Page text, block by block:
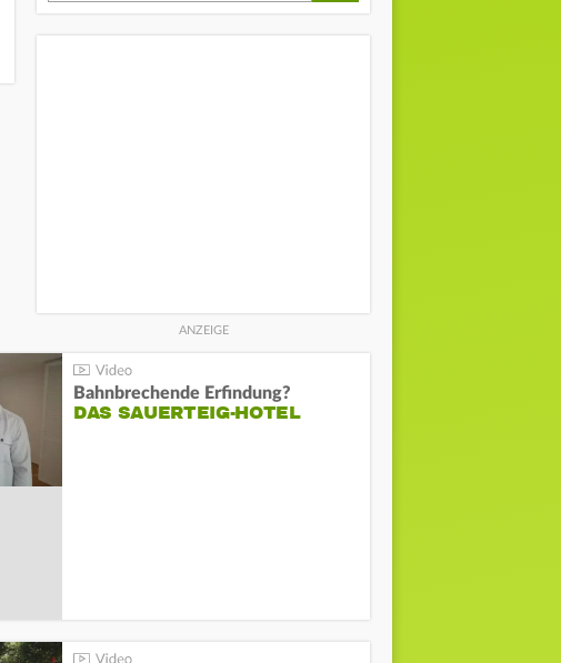
Bahnbrechende Erfindung?
DAS SAUERTEIG-HOTEL